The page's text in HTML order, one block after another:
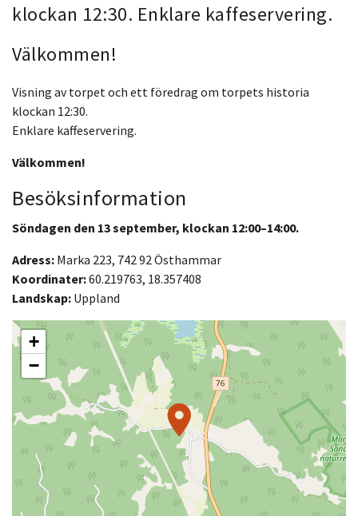
klockan 12:30. Enklare kaffeservering.
Välkommen!
Visning av torpet och ett föredrag om torpets historia
klockan 12:30.
Enklare kaffeservering.
Välkommen!
Besöksinformation
Söndagen den 13 september, klockan 12:00–14:00.
Adress: Marka 223, 742 92 Östhammar
Koordinater:60.219763, 18.357408
Landskap: Uppland
+
−